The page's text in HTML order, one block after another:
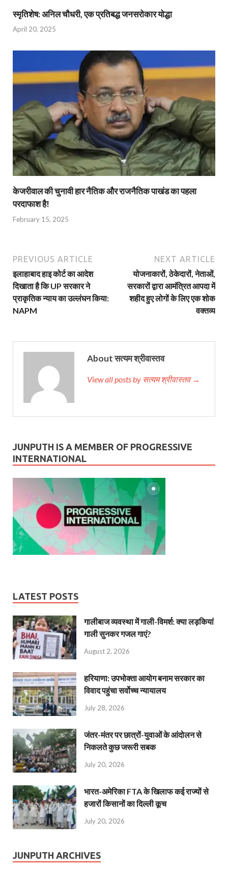
स्मृतिशेष: अनिल चौधरी, एक प्रतिबद्ध जनसरोकार योद्धा​
April 20, 2025
केजरीवाल की चुनावी हार नैतिक और राजनैतिक पाखंड का पहला
परदाफाश है!
February 15, 2025
PREVIOUS ARTICLE
इलाहाबाद हाइ कोर्ट का आदेश
दिखाता है कि UP सरकार ने
प्राकृतिक न्याय का उल्लंघन किया:
NAPM
NEXT ARTICLE
योजनाकारों, ठेकेदारों, नेताओं,
सरकारों द्वारा आमंत्रित आपदा में
शहीद हुए लोगों के लिए एक शोक
वक्तव्य
About सत्यम श्रीवास्तव
View all posts by सत्यम श्रीवास्तव →
JUNPUTH IS A MEMBER OF PROGRESSIVE
INTERNATIONAL
LATEST POSTS
गालीबाज व्‍यवस्‍था में गाली-विमर्श: क्या लड़कियां
गाली सुनकर गजल गाएं?
August 2, 2026
हरियाणा: उपभोक्ता आयोग बनाम सरकार का
विवाद पहुंचा सर्वोच्च न्यायालय
July 28, 2026
जंतर-मंतर पर छात्रों-युवाओं के आंदोलन से
निकलते कुछ जरूरी सबक
July 20, 2026
भारत-अमेरिका FTA के खिलाफ कई राज्यों से
हजारों किसानों का दिल्ली कूच
July 20, 2026
JUNPUTH ARCHIVES